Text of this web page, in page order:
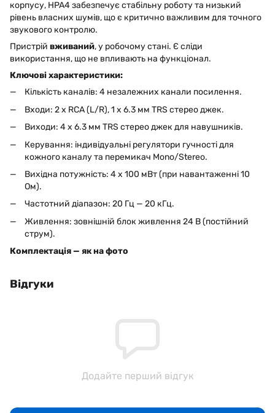
корпусу, HPA4 забезпечує стабільну роботу та низький
рівень власних шумів, що є критично важливим для точного
звукового контролю.
Пристрій вживаний, у робочому стані. Є сліди
використання, що не впливають на функціонал.
Ключові характеристики:
Кількість каналів: 4 незалежних канали посилення.
Входи: 2 x RCA (L/R), 1 x 6.3 мм TRS стерео джек.
Виходи: 4 x 6.3 мм TRS стерео джек для навушників.
Керування: індивідуальні регулятори гучності для
кожного каналу та перемикач Mono/Stereo.
Вихідна потужність: 4 x 100 мВт (при навантаженні 10
Ом).
Частотний діапазон: 20 Гц — 20 кГц.
Живлення: зовнішній блок живлення 24 В (постійний
струм).
Комплектація — як на фото
Відгуки
Додайте перший відгук